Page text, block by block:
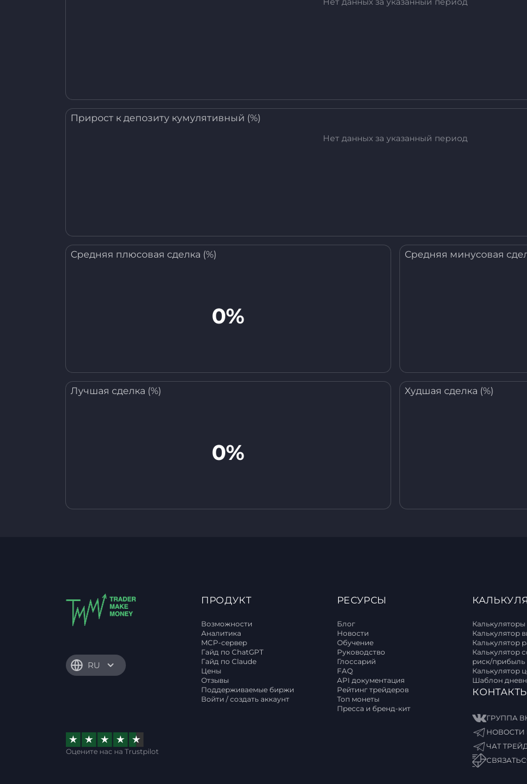
Прирост к депозиту кумулятивный (%)
Нет данных за указанный период
Средняя плюсовая сделка (%)
0%
Средняя минусовая
Лучшая сделка (%)
0%
Худшая сделка (%)
RU
Оцените нас на Trustpilot
ПРОДУКТ
Возможности
Аналитика
MCP-сервер
Гайд по ChatGPT
Гайд по Claude
Цены
Отзывы
Поддерживаемые биржи
Войти / создать аккаунт
РЕСУРСЫ
Блог
Новости
Обучение
Руководство
Глоссарий
FAQ
API документация
Рейтинг трейдеров
Топ монеты
Пресса и бренд-кит
Калькуляторы
Калькулятор
Калькулятор
Калькулятор
риск/прибыль
Калькулятор
Шаблон
ГРУППА
НОВОСТИ
ЧАТ